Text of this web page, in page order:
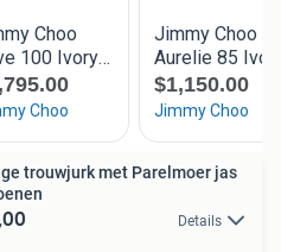
trouwjurk met Parelmoer jas
Details